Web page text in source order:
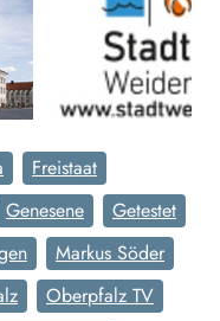
Freistaat
Genesene
Getestet
Markus Söder
Oberpfalz TV